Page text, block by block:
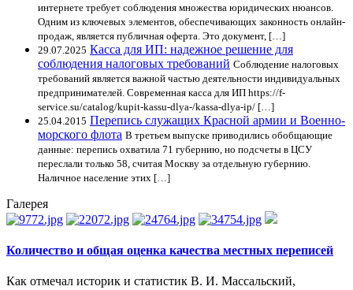
интернете требует соблюдения множества юридических нюансов.
Одним из ключевых элементов, обеспечивающих законность онлайн-
продаж, является публичная оферта. Это документ, […]
29.07.2025 Касса для ИП: надежное решение для
соблюдения налоговых требований Соблюдение налоговых
требований является важной частью деятельности индивидуальных
предпринимателей. Современная касса для ИП https://f-
service.su/catalog/kupit-kassu-dlya-/kassa-dlya-ip/ […]
25.04.2015 Перепись служащих Красной армии и Военно-
морского флота В третьем выпуске приводились обобщающие
данные: перепись охватила 71 губернию, но подсчеты в ЦСУ
переслали только 58, считая Москву за отдельную губернию.
Наличное население этих […]
Галерея
Количество и общая оценка качества местных переписей
Как отмечал историк и статистик В. И. Массальский,